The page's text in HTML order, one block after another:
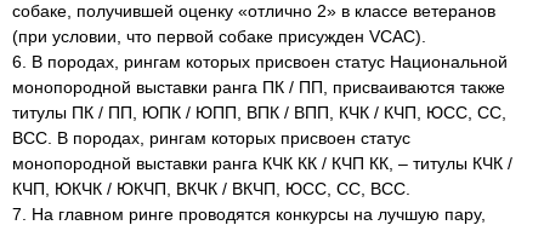
собаке, получившей оценку «отлично 2» в классе ветеранов
(при условии, что первой собаке присужден VCAC).
6. В породах, рингам которых присвоен статус Национальной
монопородной выставки ранга ПК / ПП, присваиваются также
титулы ПК / ПП, ЮПК / ЮПП, ВПК / ВПП, КЧК / КЧП, ЮСС, СС,
ВСС. В породах, рингам которых присвоен статус
монопородной выставки ранга КЧК КК / КЧП КК, – титулы КЧК /
КЧП, ЮКЧК / ЮКЧП, ВКЧК / ВКЧП, ЮСС, СС, ВСС.
7. На главном ринге проводятся конкурсы на лучшую пару,